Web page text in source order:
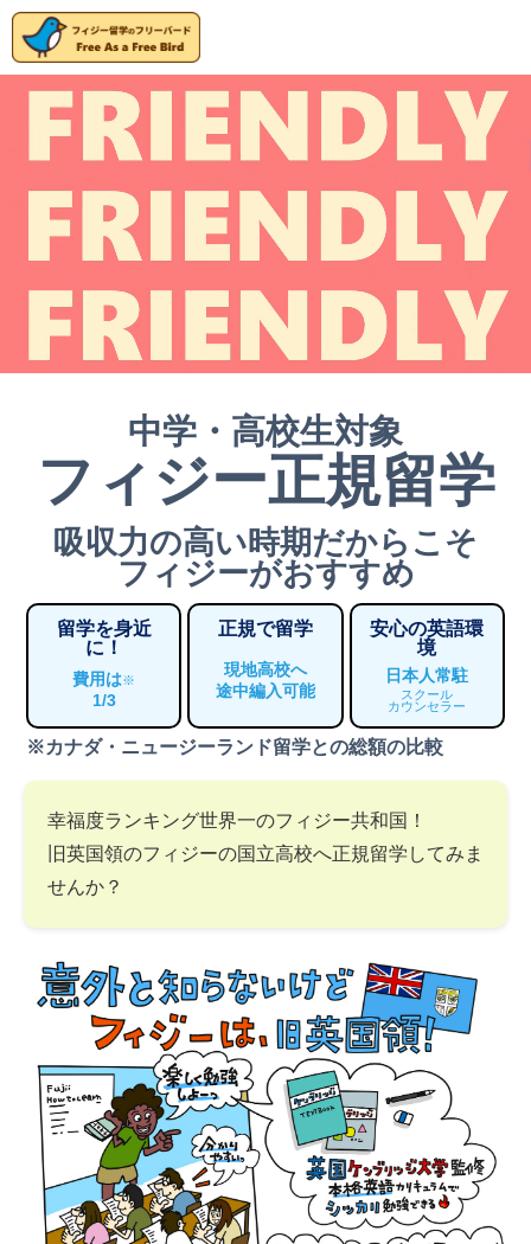
中学・高校生対象
フィジー正規留学
吸収力の高い時期だからこそ
フィジーがおすすめ
留学を身近
に！
費用は※
1/3
正規で留学
現地高校へ
途中編入可能
安心の英語環
境
日本人常駐
スクール
カウンセラー
※カナダ・ニュージーランド留学との総額の比較
幸福度ランキング世界一のフィジー共和国！
旧英国領のフィジーの国立高校へ正規留学してみま
せんか？